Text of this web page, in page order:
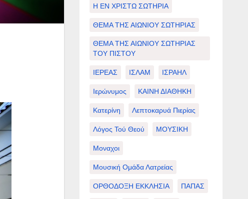
Η ΕΝ ΧΡΙΣΤΩ ΣΩΤΗΡΙΑ
ΘΕΜΑ ΤΗΣ ΑΙΩΝΙΟΥ ΣΩΤΗΡΙΑΣ
ΘΕΜΑ ΤΗΣ ΑΙΩΝΙΟΥ ΣΩΤΗΡΙΑΣ
ΤΟΥ ΠΙΣΤΟΥ
ΙΕΡΕΑΣ ΙΣΛΑΜ ΙΣΡΑΗΛ
Ιερώνυμος ΚΑΙΝΗ ΔΙΑΘΗΚΗ
Κατερίνη Λεπτοκαρυά Πιερίας
Λόγος Τού Θεού ΜΟΥΣΙΚΗ
Μοναχοι
Μουσική Ομάδα Λατρείας
ΟΡΘΟΔΟΞΗ ΕΚΚΛΗΣΙΑ ΠΑΠΑΣ